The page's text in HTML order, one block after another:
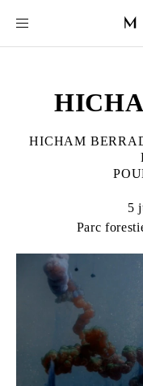
HICHAM
5
Parc